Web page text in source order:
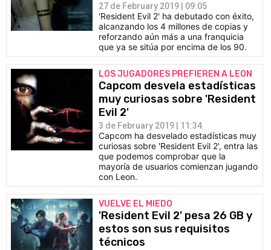
27 de February 2019 | 09:05
'Resident Evil 2' ha debutado con éxito,
alcanzando los 4 millones de copias y
reforzando aún más a una franquicia
que ya se sitúa por encima de los 90.
LOS JUGADORES PREFIEREN A LEON
Capcom desvela estadísticas
muy curiosas sobre 'Resident
Evil 2'
3 de February 2019 | 11:34
Capcom ha desvelado estadísticas muy
curiosas sobre 'Resident Evil 2', entra las
que podemos comprobar que la
mayoría de usuarios comienzan jugando
con Leon.
VUELVE EL MIEDO
'Resident Evil 2' pesa 26 GB y
estos son sus requisitos
técnicos